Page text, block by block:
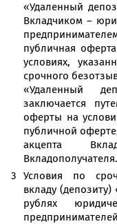
«Удаленный
Вкладчиком –
публичная
условиях,
срочного
«Удаленный
заключается
оферты на
публичной
акцепта
Вкладополучателя.
Условия по
вкладу
рублях